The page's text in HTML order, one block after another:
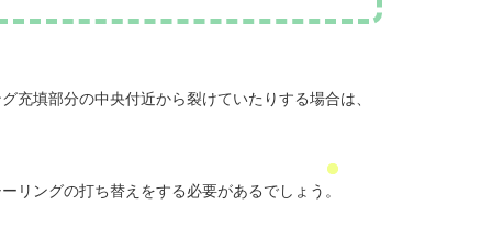
充填部分の中央付近から裂けていたりする場合は、
リングの打ち替えをする必要があるでしょう。